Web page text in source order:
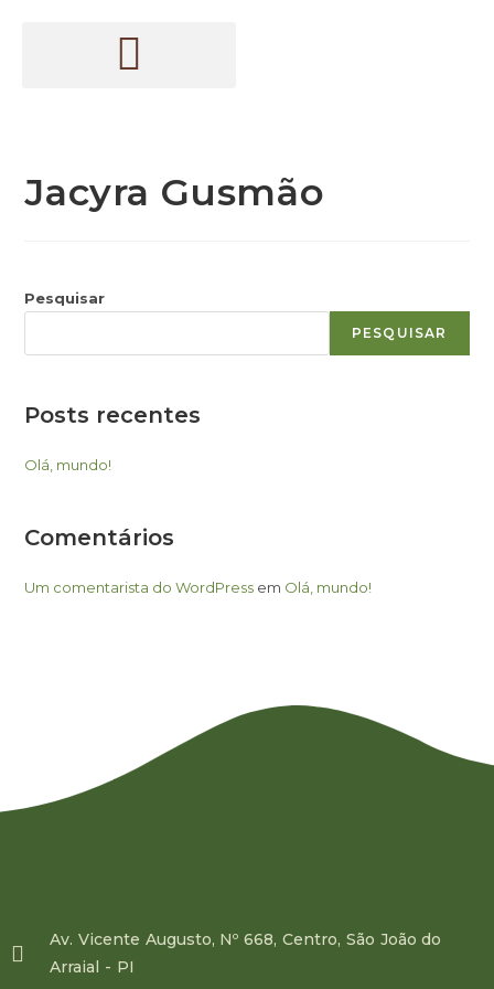
Jacyra Gusmão
Pesquisar
PESQUISAR
Posts recentes
Olá, mundo!
Comentários
Um comentarista do WordPress em Olá, mundo!
Av. Vicente Augusto, Nº 668, Centro, São João do
Arraial - PI